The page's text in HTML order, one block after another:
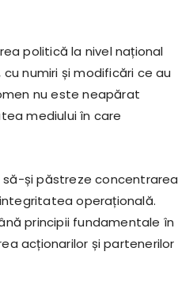
politică la nivel național
numiri și modificări ce au
nu este neapărat
mediului în care
să-și păstreze concentrarea
operațională.
principii fundamentale în
acționarilor și partenerilor